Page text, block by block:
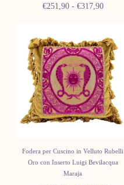
Prezzo
€251,90 - Prezzo
€317,90
Fodera per Cuscino in Velluto Rubelli
Oro con Inserto Luigi Bevilacqua
Maraja